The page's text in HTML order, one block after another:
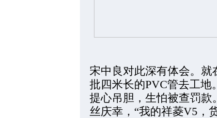
宋中良对此深有体会。
批四米长的PVC管去工地
提心吊胆，生怕被查罚款
丝庆幸，“我的祥菱V5，